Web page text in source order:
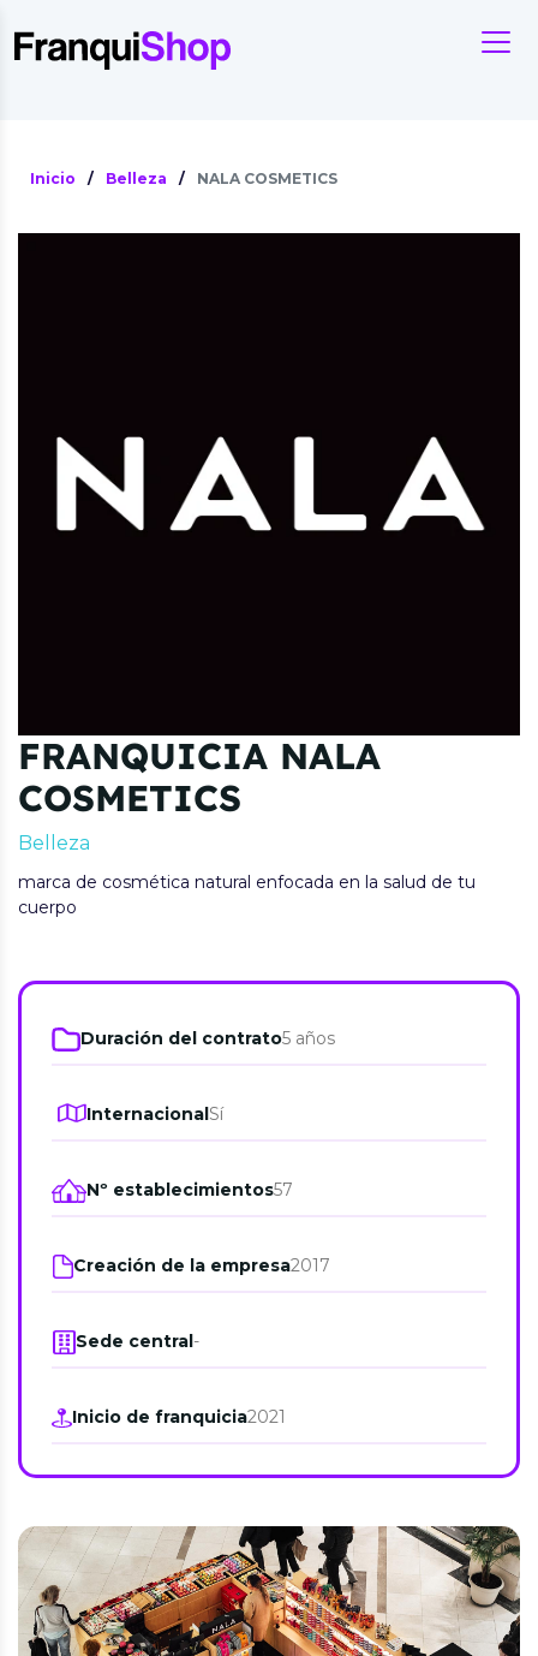
Inicio / Belleza / NALA COSMETICS
FRANQUICIA NALA
COSMETICS
Belleza
marca de cosmética natural enfocada en la salud de tu
cuerpo
Duración del contrato5 años
InternacionalSí
Nº establecimientos57
Creación de la empresa2017
Sede central-
Inicio de franquicia2021